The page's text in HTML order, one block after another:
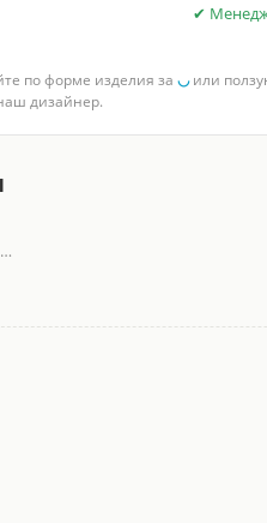
✔
по форме изделия за ◡или
дизайнер.